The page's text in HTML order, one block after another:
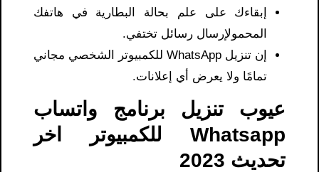
إبقاءك على علم بحالة البطارية في هاتفك
المحمولإرسال رسائل تختفي.
إن تنزيل WhatsApp للكمبيوتر الشخصي مجاني
تمامًا ولا يعرض أي إعلانات.
عيوب تنزيل برنامج واتساب
Whatsapp للكمبيوتر اخر
تحديث 2023